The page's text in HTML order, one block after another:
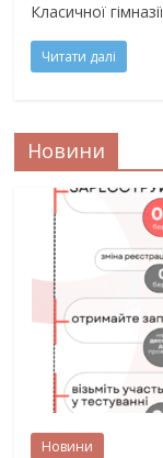
Класичної
Читати далі
Новини
Новини